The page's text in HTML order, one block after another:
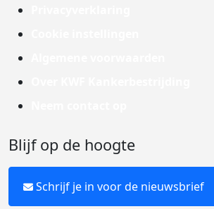
Blijf op de hoogte
Schrijf je in voor de nieuwsbrief